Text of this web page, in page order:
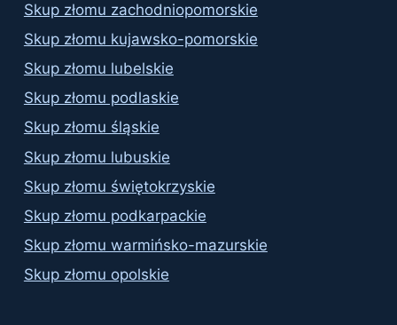
Skup złomu zachodniopomorskie
Skup złomu kujawsko-pomorskie
Skup złomu lubelskie
Skup złomu podlaskie
Skup złomu śląskie
Skup złomu lubuskie
Skup złomu świętokrzyskie
Skup złomu podkarpackie
Skup złomu warmińsko-mazurskie
Skup złomu opolskie